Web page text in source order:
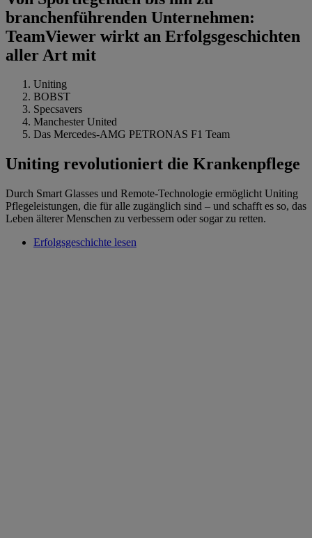
branchenführenden Unternehmen:
TeamViewer wirkt an Erfolgsgeschichten
aller Art mit
Uniting
BOBST
Specsavers
Manchester United
Das Mercedes-AMG PETRONAS F1 Team
Uniting revolutioniert die Krankenpflege
Durch Smart Glasses und Remote-Technologie ermöglicht Uniting
Pflegeleistungen, die für alle zugänglich sind – und schafft es so, das
Leben älterer Menschen zu verbessern oder sogar zu retten.
Erfolgsgeschichte lesen